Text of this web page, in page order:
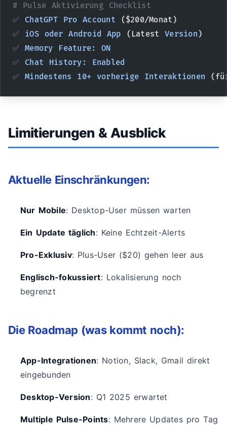
# Pulse Aktivierung Checklist
✅ ChatGPT Pro Account ($200/Monat)
✅ iOS oder Android App (Latest Version )
✅ Memory Feature:
ON
✅ Chat History:
Enabled
✅ Mindestens 10+ vorherige Interaktionen
Limitierungen & Ausblick
Aktuelle Einschränkungen:
Nur Mobile: Desktop-User müssen warten
Ein Update täglich: Keine Echtzeit-Alerts
Pro-Exklusiv: Plus-User ($20) gehen leer aus
Englisch-fokussiert: Lokalisierung noch
begrenzt
Die Roadmap (was kommt noch):
App-Integrationen: Notion, Slack, Gmail direkt
eingebunden
Desktop-Version: Q1 2025 erwartet
Multiple Pulse-Points: Mehrere Updates pro Tag